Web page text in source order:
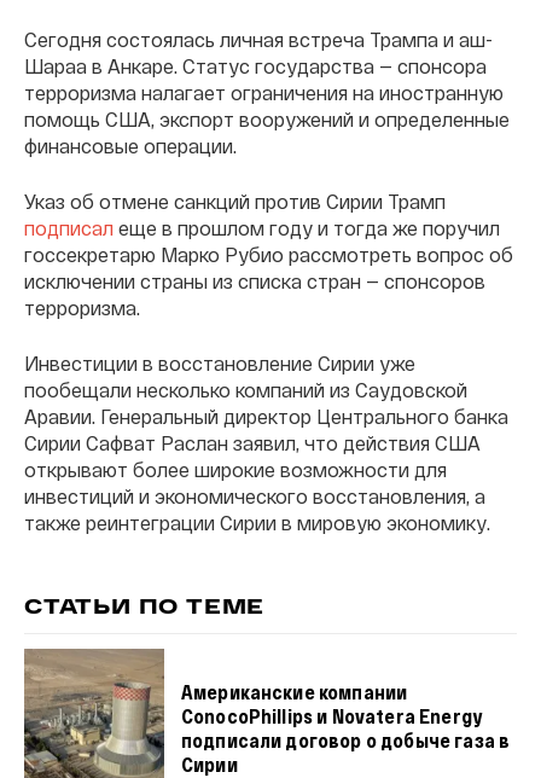
Сегодня состоялась личная встреча Трампа и аш-
Шараа в Анкаре. Статус государства — спонсора
терроризма налагает ограничения на иностранную
помощь США, экспорт вооружений и определенные
финансовые операции.
Указ об отмене санкций против Сирии Трамп
подписал еще в прошлом году и тогда же поручил
госсекретарю Марко Рубио рассмотреть вопрос об
исключении страны из списка стран — спонсоров
терроризма.
Инвестиции в восстановление Сирии уже
пообещали несколько компаний из Саудовской
Аравии. Генеральный директор Центрального банка
Сирии Сафват Раслан заявил, что действия США
открывают более широкие возможности для
инвестиций и экономического восстановления, а
также реинтеграции Сирии в мировую экономику.
СТАТЬИ ПО ТЕМЕ
Американские компании
ConocoPhillips и Novatera Energy
подписали договор о добыче газа в
Сирии